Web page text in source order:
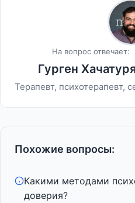
На вопрос отвечает:
Гурген
Терапевт, психотерапевт,
Похожие вопросы:
Какими методами
доверия?